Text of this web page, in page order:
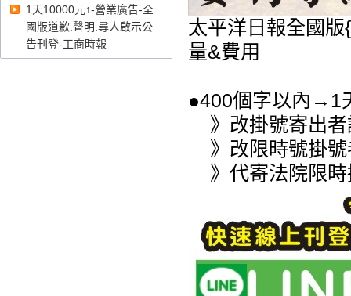
1天10000元↑-營業廣告-全
國版道歉.聲明.尋人啟示公
告刊登-工商時報
太平洋日報全國
量&費用
●400個字以內→1
》改掛號寄出
》改限時號掛
》代寄法院限時